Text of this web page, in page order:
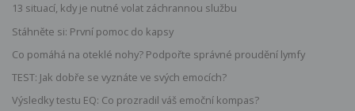
13 situací, kdy je nutné volat záchrannou službu
Stáhněte si: První pomoc do kapsy
Co pomáhá na oteklé nohy? Podpořte správné proudění lymfy
TEST: Jak dobře se vyznáte ve svých emocích?
Výsledky testu EQ: Co prozradil váš emoční kompas?